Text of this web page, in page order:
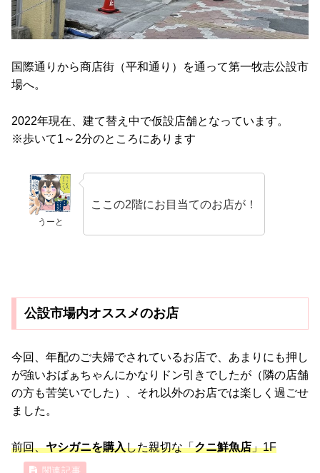
国際通りから商店街（平和通り）を通って第一牧志公設市
場へ。
2022年現在、建て替え中で仮設店舗となっています。
※歩いて1～2分のところにあります
うーと
ここの2階にお目当てのお店が！
公設市場内オススメのお店
今回、年配のご夫婦でされているお店で、あまりにも押し
が強いおばぁちゃんにかなりドン引きでしたが（隣の店舗
の方も苦笑いでした）、それ以外のお店では楽しく過ごせ
ました。
前回、ヤシガニを購入した親切な「クニ鮮魚店」1F